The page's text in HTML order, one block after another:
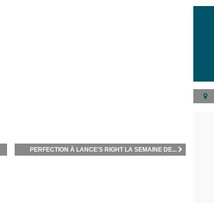
PERFECTION À LANCE'S RIGHT LA SEMAINE DE...